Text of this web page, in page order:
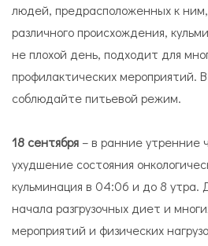
людей, предрасположенных к
различного происхождения,
не плохой день, подходит для
профилактических мероприятий.
соблюдайте питьевой режим.
18 сентября – в ранние утренние
ухудшение состояния
кульминация в 04:06 и до 8 утра.
начала разгрузочных диет и
мероприятий и физических